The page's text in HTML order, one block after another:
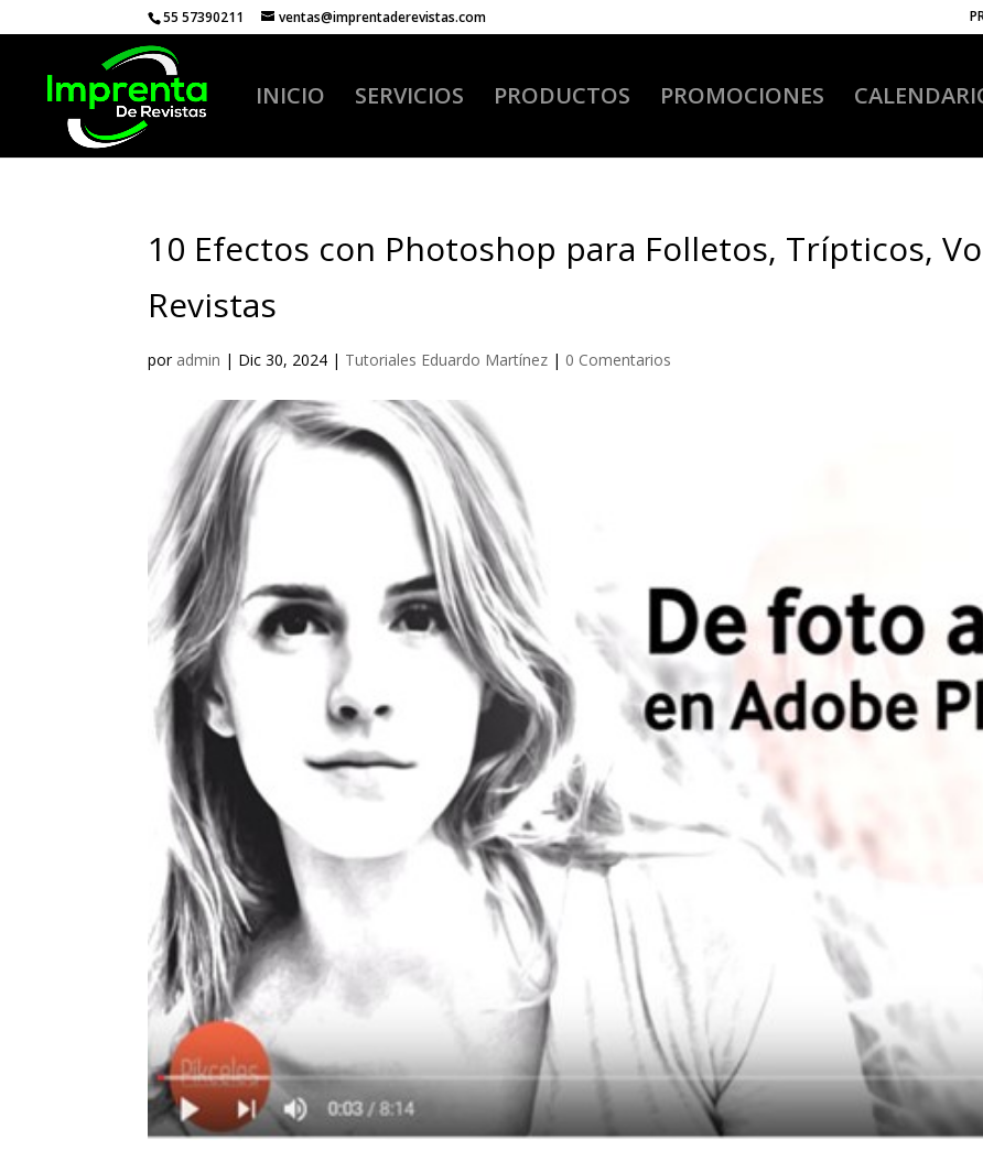
55 57390211 ventas@imprentaderevistas.com
INICIO SERVICIOS PRODUCTOS PROMOCIONES
10 Efectos con Photoshop para Folletos, Trípticos,
Revistas
por admin | Dic 30, 2024 | Tutoriales Eduardo Martínez | 0 Comentarios